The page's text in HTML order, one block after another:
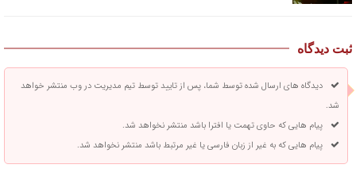
ثبت دیدگاه
دیدگاه های ارسال شده توسط شما، پس از تایید توسط تیم مدیریت در وب منتشر خواهد
شد.
پیام هایی که حاوی تهمت یا افترا باشد منتشر نخواهد شد.
پیام هایی که به غیر از زبان فارسی یا غیر مرتبط باشد منتشر نخواهد شد.